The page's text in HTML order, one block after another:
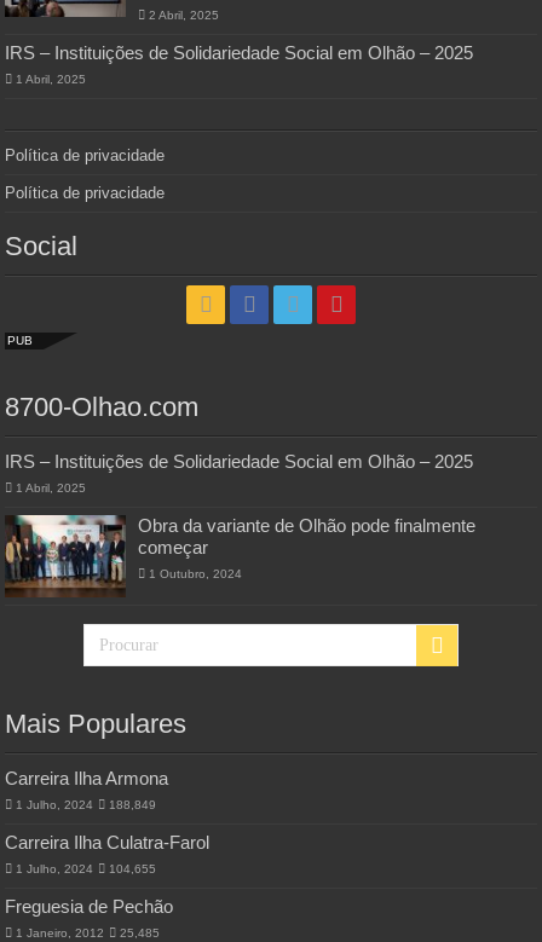
2 Abril, 2025
IRS – Instituições de Solidariedade Social em Olhão – 2025
1 Abril, 2025
Política de privacidade
Política de privacidade
Social
PUB
8700-Olhao.com
IRS – Instituições de Solidariedade Social em Olhão – 2025
1 Abril, 2025
Obra da variante de Olhão pode finalmente
começar
1 Outubro, 2024
Mais Populares
Carreira Ilha Armona
1 Julho, 2024 188,849
Carreira Ilha Culatra-Farol
1 Julho, 2024 104,655
Freguesia de Pechão
1 Janeiro, 2012 25,485